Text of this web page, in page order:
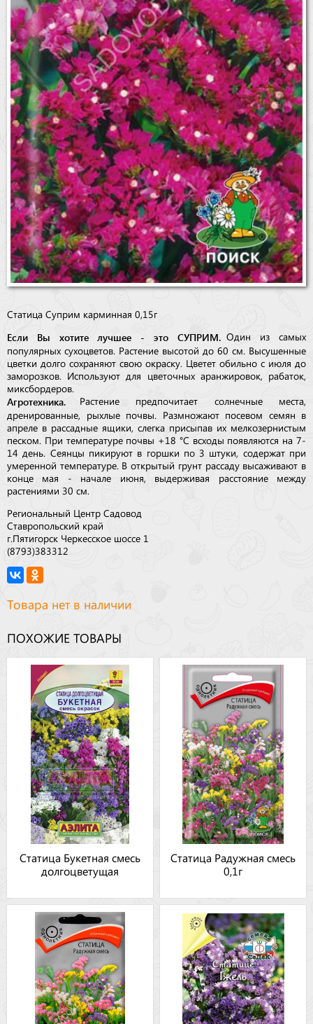
Статица Суприм карминная 0,15г
Если Вы хотите лучшее - это СУПРИМ. Один из самых
популярных сухоцветов. Растение высотой до 60 см. Высушенные
цветки долго сохраняют свою окраску. Цветет обильно с июля до
заморозков. Используют для цветочных аранжировок, рабаток,
миксбордеров.
Агротехника. Растение предпочитает солнечные места,
дренированные, рыхлые почвы. Размножают посевом семян в
апреле в рассадные ящики, слегка присыпав их мелкозернистым
песком. При температуре почвы +18 °С всходы появляются на 7-
14 день. Сеянцы пикируют в горшки по 3 штуки, содержат при
умеренной температуре. В открытый грунт рассаду высаживают в
конце мая - начале июня, выдерживая расстояние между
растениями 30 см.
Региональный Центр Садовод
Ставропольский край
г.Пятигорск Черкесское шоссе 1
(8793)383312
Товара нет в наличии
ПОХОЖИЕ ТОВАРЫ
Статица Букетная смесь
долгоцветущая
Статица Радужная смесь
0,1г